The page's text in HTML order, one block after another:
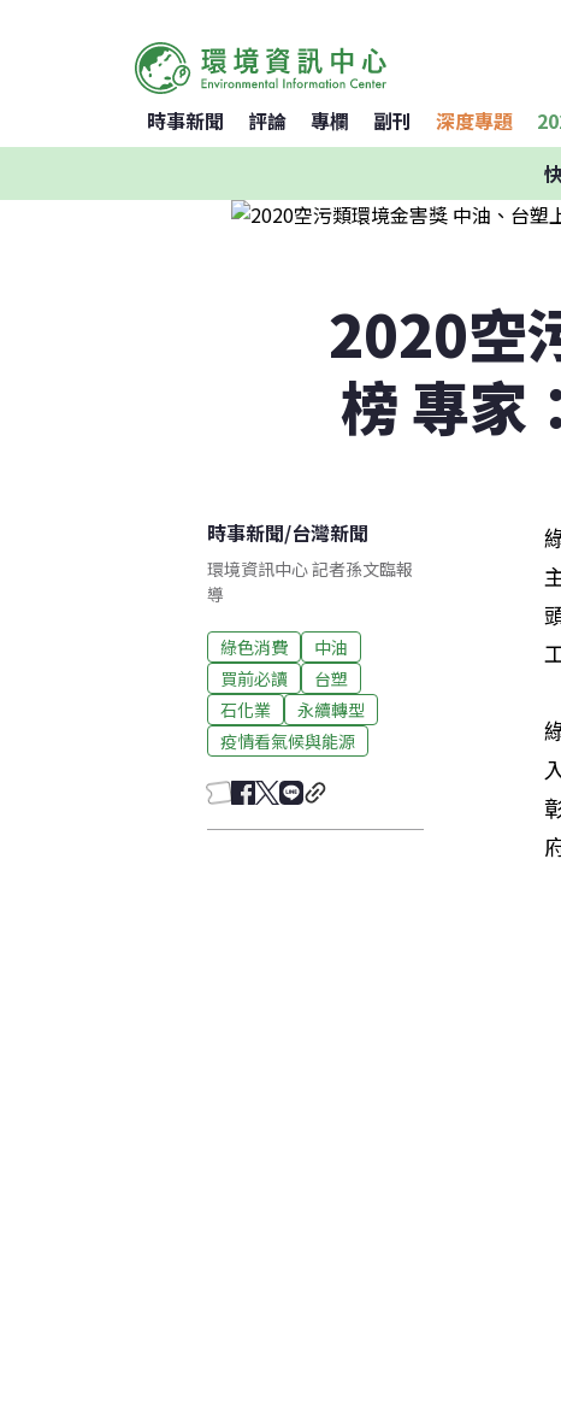
時事新聞 評論 專欄 副刊 深度專題
2020空
榜 專家
時事新聞/台灣新聞
環境資訊中心 記者孫文臨報
導
綠色消費
中油
買前必讀
台塑
石化業
永續轉型
疫情看氣候與能源